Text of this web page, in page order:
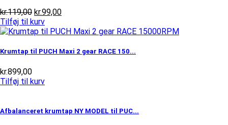
kr.119,00 Den
oprindelige
pris
kr.119,00.
kr.99,00Den
pris
kr.99,00.
Tilføj til kurv
Krumtap til PUCH Maxi 2 gear RACE 150...
kr.899,00
Tilføj til kurv
Afbalanceret krumtap NY MODEL til PUC...